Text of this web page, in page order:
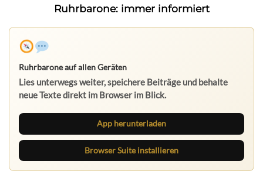
Ruhrbarone: immer informiert
Ruhrbarone auf allen Geräten
Lies unterwegs weiter, speichere Beiträge und behalte
neue Texte direkt im Browser im Blick.
App herunterladen
Browser Suite installieren